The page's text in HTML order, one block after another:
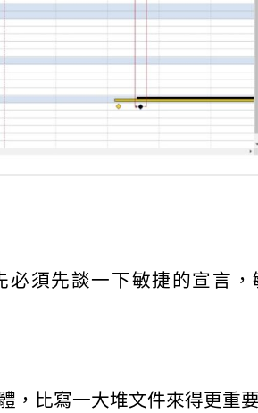
必須先談一下敏捷的宣言，
，比寫一大堆文件來得更重